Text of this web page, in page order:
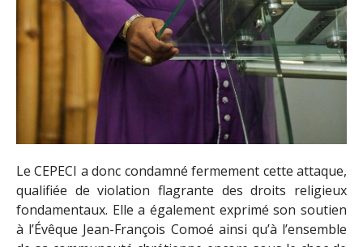
Le CEPECI a donc condamné fermement cette attaque,
qualifiée de violation flagrante des droits religieux
fondamentaux. Elle a également exprimé son soutien
à l’Évêque Jean-François Comoé ainsi qu’à l’ensemble